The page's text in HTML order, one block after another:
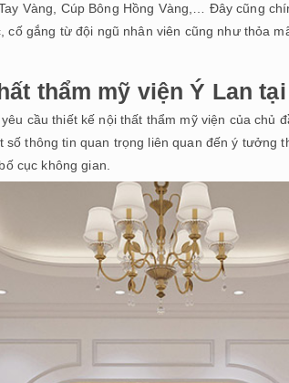
Vàng, Cúp Bông Hồng Vàng,… Đây cũng
gắng từ đội ngũ nhân viên cũng như thỏa
thẩm mỹ viện Ý Lan
cầu thiết kế nội thất thẩm mỹ viện của chủ
thông tin quan trọng liên quan đến ý tưởng
cục không gian.